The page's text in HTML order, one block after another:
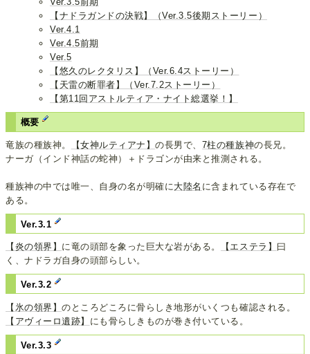
【ナドラガンドの決戦】（Ver.3.5後期ストーリー）
Ver.4.1
Ver.4.5前期
Ver.5
【悠久のレクタリス】（Ver.6.4ストーリー）
【天雷の断罪者】（Ver.7.2ストーリー）
【第11回アストルティア・ナイト総選挙！】
概要
竜族の種族神。 【女神ルティアナ】の長男で、 7柱の種族神の長兄。
ナーガ（インド神話の蛇神）＋ドラゴンが由来と推測される。
種族神の中では唯一、自身の名が明確に 大陸名 に含まれている存在で
ある。
Ver.3.1
【炎の領界】 に竜の頭部を象った巨大な岩がある。 【エステラ】 曰
く、ナドラガ自身の頭部らしい。
Ver.3.2
【氷の領界】のところどころに骨らしき地形がいくつも確認される。
【アヴィーロ遺跡】 にも骨らしきものが巻き付いている。
Ver.3.3